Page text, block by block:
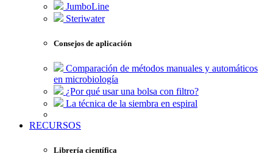
JumboLine
Steriwater
Consejos de aplicación
Comparación de métodos manuales y automáticos
en microbiología
¿Por qué usar una bolsa con filtro?
La técnica de la siembra en espiral
RECURSOS
Librería científica